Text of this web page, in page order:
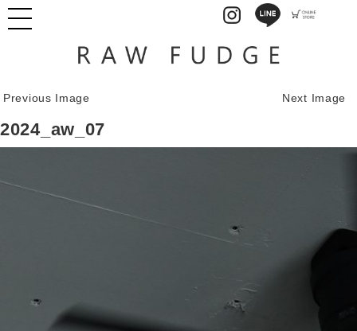
Previous Image Next Image
2024_aw_07